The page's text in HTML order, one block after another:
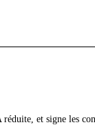
et signe les